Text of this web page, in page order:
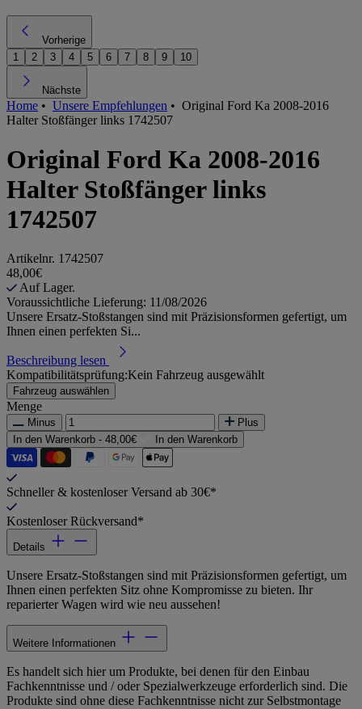
Vorherige
1
2 3 4 5 6 7 8 9 10
Nächste
Home • Unsere Empfehlungen • Original Ford Ka 2008-2016
Halter Stoßfänger links 1742507
Original Ford Ka 2008-2016
Halter Stoßfänger links
1742507
Artikelnr. 1742507
48,00€
Auf Lager.
Voraussichtliche Lieferung: 11/08/2026
Unsere Ersatz-Stoßstangen sind mit Präzisionsformen gefertigt, um
Ihnen einen perfekten Si...
Beschreibung lesen
Kompatibilitätsprüfung:Kein Fahrzeug ausgewählt
Fahrzeug auswählen
Menge
Minus
Plus
In den Warenkorb - 48,00€ In den Warenkorb
Schneller & kostenloser Versand ab 30€*
Kostenloser Rückversand*
Details
Unsere Ersatz-Stoßstangen sind mit Präzisionsformen gefertigt, um
Ihnen einen perfekten Sitz ohne Kompromisse zu bieten. Ihr
reparierter Wagen wird wie neu aussehen!
Weitere Informationen
Es handelt sich hier um Produkte, bei denen für den Einbau
Fachkenntnisse und / oder Spezialwerkzeuge erforderlich sind. Die
Produkte sind ohne diese Fachkenntnisse nicht zur Selbstmontage